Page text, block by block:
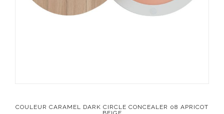
COULEUR CARAMEL DARK CIRCLE CONCEALER 08 APRICOT